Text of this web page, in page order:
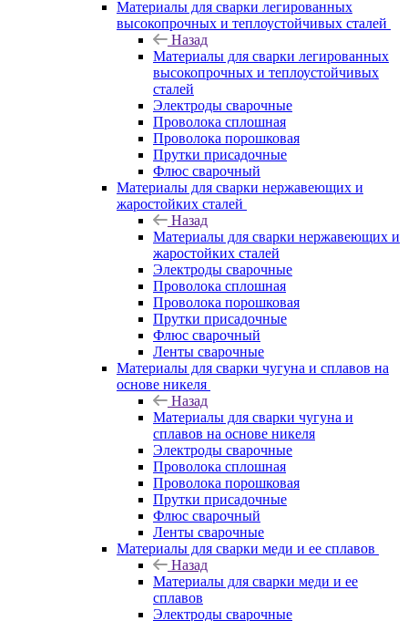
Материалы для сварки легированных
высокопрочных и теплоустойчивых сталей
Назад
Материалы для сварки легированных
высокопрочных и теплоустойчивых
сталей
Электроды сварочные
Проволока сплошная
Проволока порошковая
Прутки присадочные
Флюс сварочный
Материалы для сварки нержавеющих и
жаростойких сталей
Назад
Материалы для сварки нержавеющих и
жаростойких сталей
Электроды сварочные
Проволока сплошная
Проволока порошковая
Прутки присадочные
Флюс сварочный
Ленты сварочные
Материалы для сварки чугуна и сплавов на
основе никеля
Назад
Материалы для сварки чугуна и
сплавов на основе никеля
Электроды сварочные
Проволока сплошная
Проволока порошковая
Прутки присадочные
Флюс сварочный
Ленты сварочные
Материалы для сварки меди и ее сплавов
Назад
Материалы для сварки меди и ее
сплавов
Электроды сварочные